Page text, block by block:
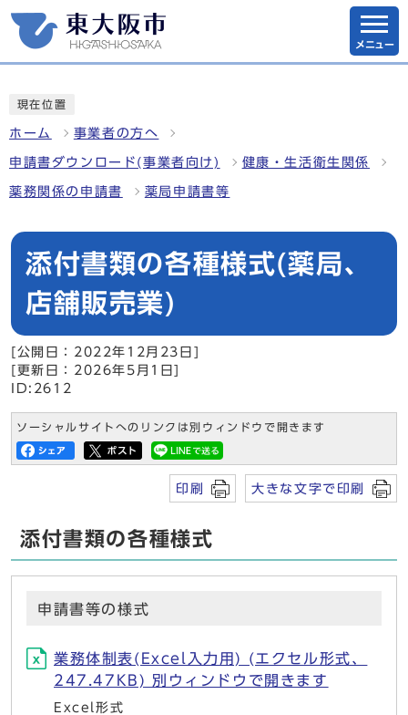
メニュー
現在位置
ホーム 事業者の方へ
申請書ダウンロード(事業者向け) 健康・生活衛生関係
薬務関係の申請書 薬局申請書等
添付書類の各種様式(薬局、
店舗販売業)
[公開日：2022年12月23日]
[更新日：2026年5月1日]
ID:2612
ソーシャルサイトへのリンクは別ウィンドウで開きます
印刷 大きな文字で印刷
添付書類の各種様式
申請書等の様式
業務体制表(Excel入力用) (エクセル形式、
247.47KB) 別ウィンドウで開きます
Excel形式